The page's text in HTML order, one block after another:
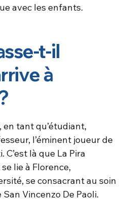
avec les enfants.
t-il
à
en tant qu’étudiant,
l’éminent joueur de
C’est là que La Pira
lie à Florence,
se consacrant au soin
Vincenzo De Paoli.